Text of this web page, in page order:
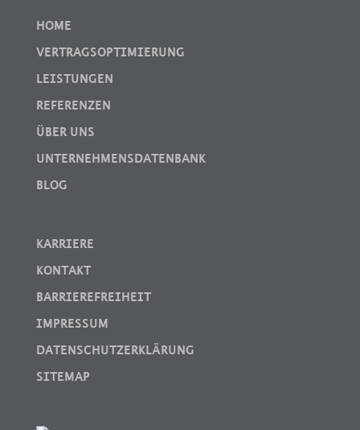
HOME
VERTRAGSOPTIMIERUNG
LEISTUNGEN
REFERENZEN
ÜBER UNS
UNTERNEHMENSDATENBANK
BLOG
KARRIERE
KONTAKT
BARRIEREFREIHEIT
IMPRESSUM
DATENSCHUTZERKLÄRUNG
SITEMAP